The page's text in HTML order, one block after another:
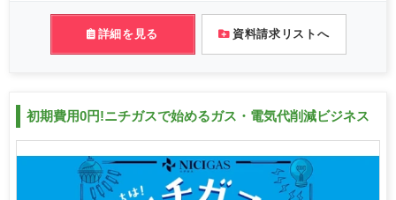
詳細を見る 資料請求リストへ
初期費用0円!ニチガスで始めるガス・電気代削減ビジネス